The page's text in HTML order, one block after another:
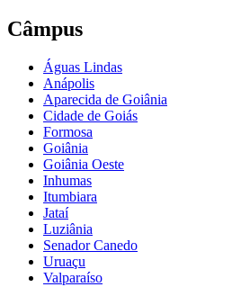
Câmpus
Águas Lindas
Anápolis
Aparecida de Goiânia
Cidade de Goiás
Formosa
Goiânia
Goiânia Oeste
Inhumas
Itumbiara
Jataí
Luziânia
Senador Canedo
Uruaçu
Valparaíso